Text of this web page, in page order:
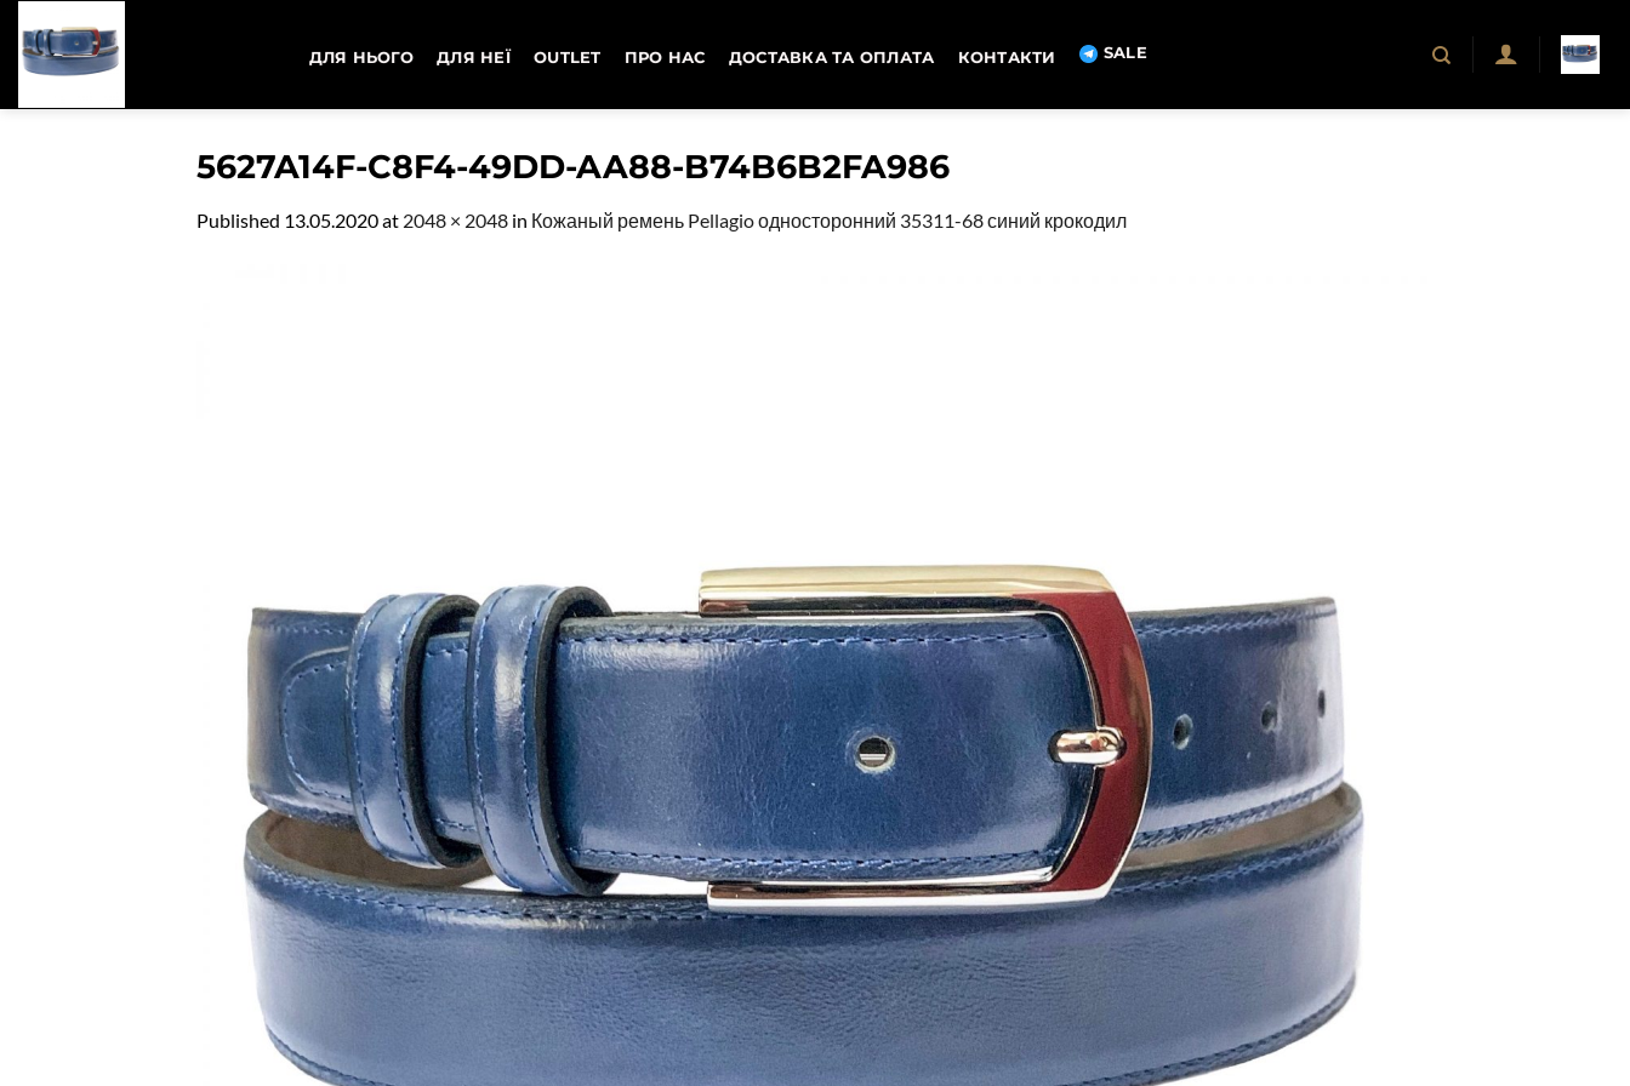
content
ДЛЯ НЬОГО ДЛЯ НЕЇ OUTLET ПРО НАС ДОСТАВКА ТА ОПЛАТА КОНТАКТИ SALE
5627A14F-C8F4-49DD-AA88-B74B6B2FA986
Published 13.05.2020at 2048 × 2048 in Кожаный ремень Pellagio односторонний 35311-68 синий крокодил